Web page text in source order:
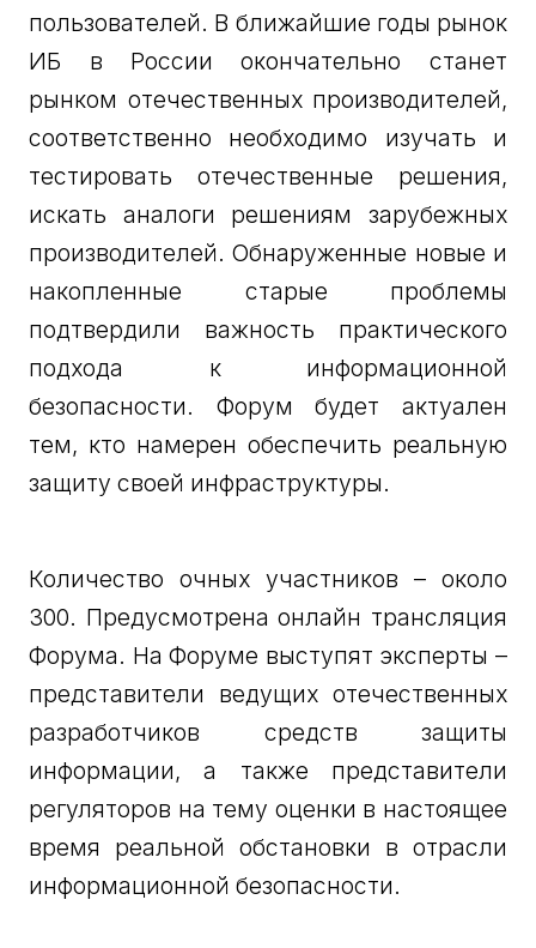
пользователей. В ближайшие годы рынок
ИБ в России окончательно станет
рынком отечественных производителей,
соответственно необходимо изучать и
тестировать отечественные решения,
искать аналоги решениям зарубежных
производителей. Обнаруженные новые и
накопленные старые проблемы
подтвердили важность практического
подхода к информационной
безопасности. Форум будет актуален
тем, кто намерен обеспечить реальную
защиту своей инфраструктуры.
Количество очных участников – около
300. Предусмотрена онлайн трансляция
Форума. На Форуме выступят эксперты –
представители ведущих отечественных
разработчиков средств защиты
информации, а также представители
регуляторов на тему оценки в настоящее
время реальной обстановки в отрасли
информационной безопасности.